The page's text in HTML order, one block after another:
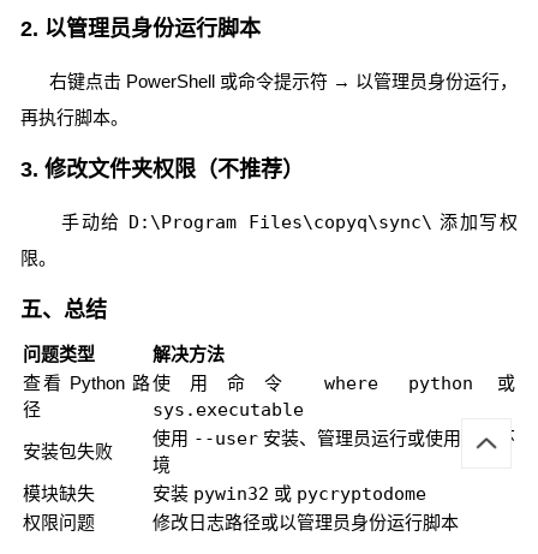
2. 以管理员身份运行脚本
右键点击 PowerShell 或命令提示符 → 以管理员身份运行，
再执行脚本。
3. 修改文件夹权限（不推荐）
手动给 D:\Program Files\copyq\sync\ 添加写权
限。
五、总结
问题类型
解决方法
查看 Python 路
径
使用命令where python 或
sys.executable
安装包失败
使用 --user安装、管理员运行或使用虚拟环
境
模块缺失
安装 pywin32 或 pycryptodome
权限问题 修改日志路径或以管理员身份运行脚本